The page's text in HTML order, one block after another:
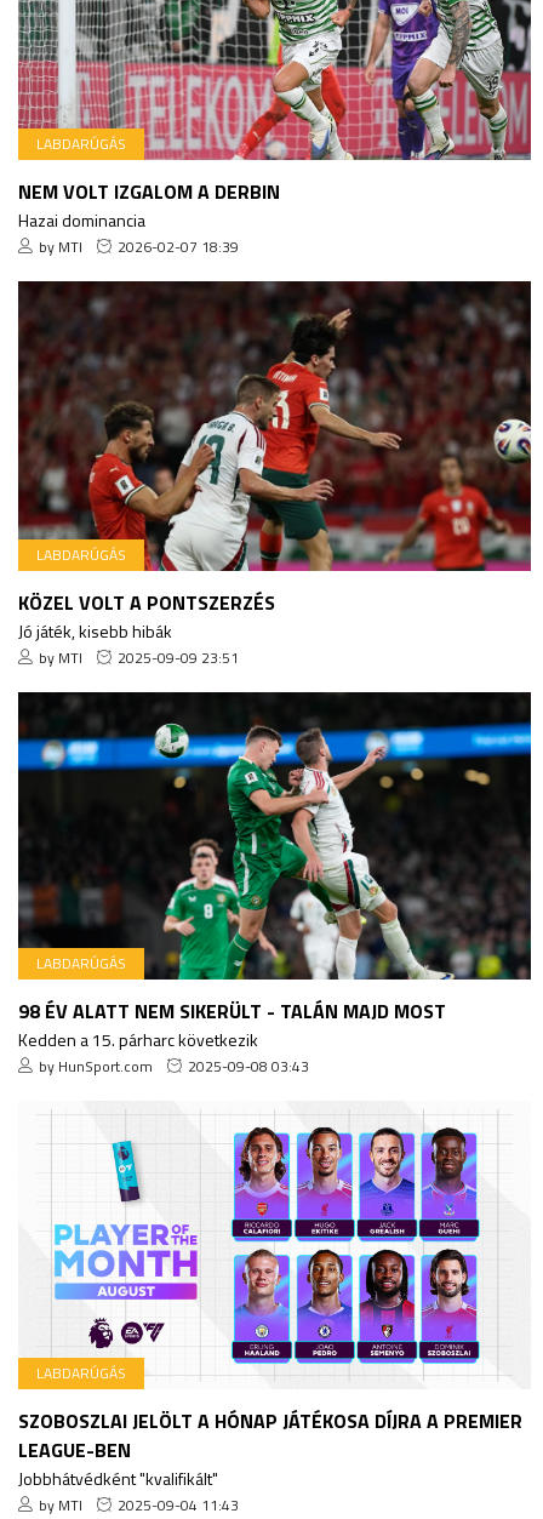
LABDARÚGÁS
NEM VOLT IZGALOM A DERBIN
Hazai dominancia
by MTI 2026-02-07 18:39
LABDARÚGÁS
KÖZEL VOLT A PONTSZERZÉS
Jó játék, kisebb hibák
by MTI 2025-09-09 23:51
LABDARÚGÁS
98 ÉV ALATT NEM SIKERÜLT - TALÁN MAJD MOST
Kedden a 15. párharc következik
by HunSport.com 2025-09-08 03:43
LABDARÚGÁS
SZOBOSZLAI JELÖLT A HÓNAP JÁTÉKOSA DÍJRA A PREMIER
LEAGUE-BEN
Jobbhátvédként "kvalifikált"
by MTI 2025-09-04 11:43